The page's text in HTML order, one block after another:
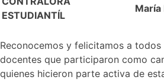
ESTUDIANTÍL
María
Reconocemos y felicitamos a
docentes que participaron como
quienes hicieron parte activa de